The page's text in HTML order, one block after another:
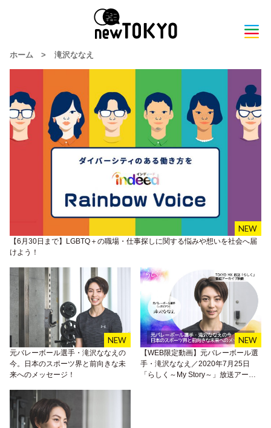
ホーム > 滝沢ななえ
【6月30日まで】LGBTQ＋の職場・仕事探しに関する悩みや想いを社会へ届
けよう！
元バレーボール選手・滝沢ななえの
今。日本のスポーツ界と前向きな未
来へのメッセージ！
【WEB限定動画】元バレーボール選
手・滝沢ななえ／2020年7月25日
「らしく～My Story～」放送アーカ